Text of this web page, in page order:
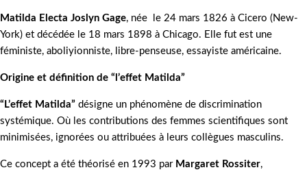
Matilda Electa Joslyn Gage, née le 24 mars 1826 à Cicero (New-
York) et décédée le 18 mars 1898 à Chicago. Elle fut est une
féministe, aboliyionniste, libre-penseuse, essayiste américaine.
Origine et définition de “l’effet Matilda”
“L’effet Matilda” désigne un phénomène de discrimination
systémique. Où les contributions des femmes scientifiques sont
minimisées, ignorées ou attribuées à leurs collègues masculins.
Ce concept a été théorisé en 1993 par Margaret Rossiter,